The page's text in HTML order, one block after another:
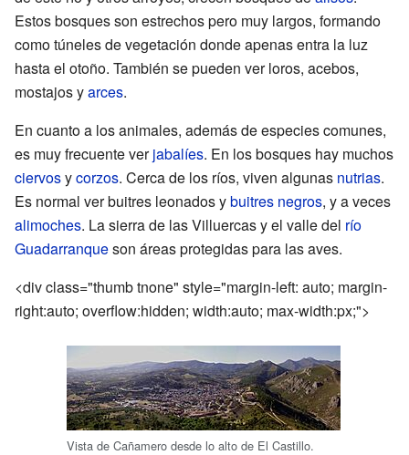
Estos bosques son estrechos pero muy largos, formando
como túneles de vegetación donde apenas entra la luz
hasta el otoño. También se pueden ver loros, acebos,
mostajos yarces.
En cuanto a los animales, además de especies comunes,
es muy frecuente verjabalíes. En los bosques hay muchos
ciervosycorzos. Cerca de los ríos, viven algunas nutrias.
Es normal ver buitres leonados ybuitres negros, y a veces
alimoches. La sierra de las Villuercas y el valle del río
Guadarranqueson áreas protegidas para las aves.
<div class="thumb tnone" style="margin-left: auto; margin-
right:auto; overflow:hidden; width:auto; max-width:px;">
Vista de Cañamero desde lo alto de El Castillo.